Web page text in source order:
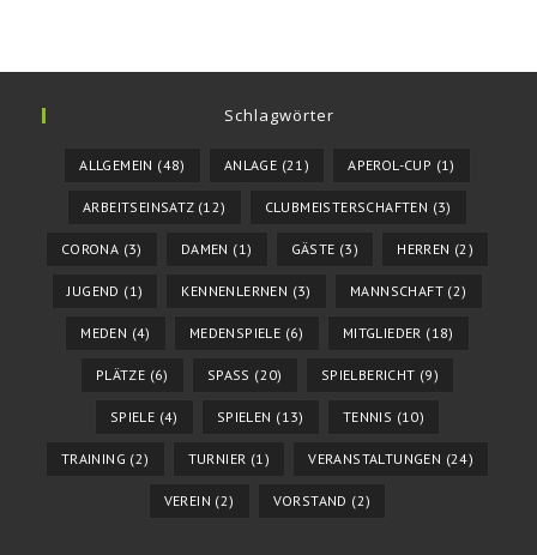
Schlagwörter
ALLGEMEIN (48) ANLAGE (21) APEROL-CUP (1)
ARBEITSEINSATZ(12) CLUBMEISTERSCHAFTEN (3)
CORONA (3) DAMEN (1) GÄSTE (3) HERREN (2)
JUGEND (1) KENNENLERNEN (3) MANNSCHAFT(2)
MEDEN (4) MEDENSPIELE (6) MITGLIEDER (18)
PLÄTZE (6) SPASS (20) SPIELBERICHT (9)
SPIELE (4) SPIELEN (13) TENNIS (10)
TRAINING (2) TURNIER (1) VERANSTALTUNGEN (24)
VEREIN (2) VORSTAND (2)